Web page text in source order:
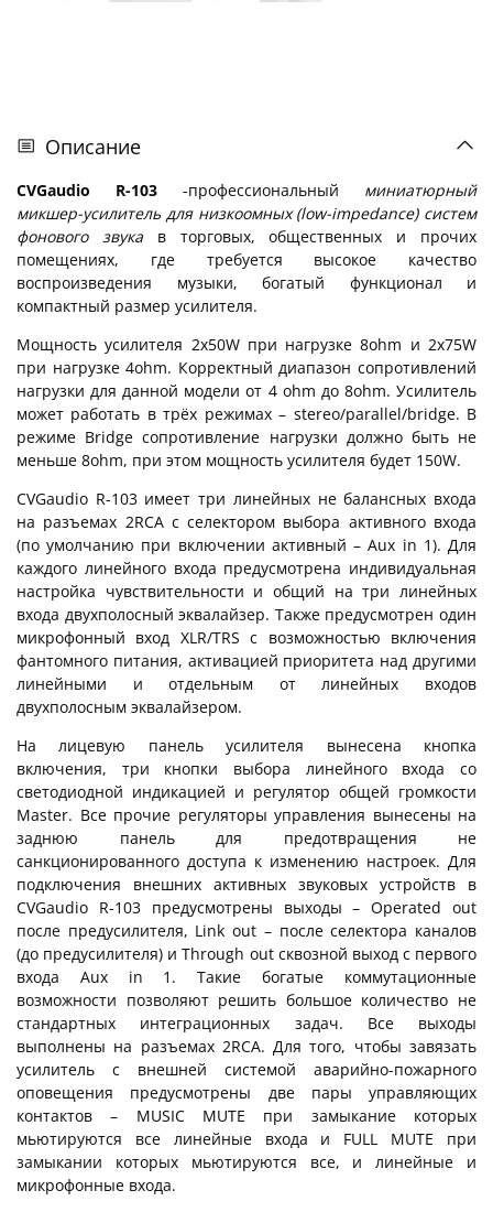
Описание
CVGaudio R-103 -профессиональный миниатюрный
микшер-усилитель для низкоомных (low-impedance) систем
фонового звукав торговых, общественных и прочих
помещениях, где требуется высокое качество
воспроизведения музыки, богатый функционал и
компактный размер усилителя.
Мощность усилителя 2х50W при нагрузке 8ohm и 2х75W
при нагрузке 4ohm. Корректный диапазон сопротивлений
нагрузки для данной модели от 4 ohm до 8ohm. Усилитель
может работать в трёх режимах – stereo/parallel/bridge. В
режиме Bridge сопротивление нагрузки должно быть не
меньше 8ohm, при этом мощность усилителя будет 150W.
CVGaudio R-103 имеет три линейных не балансных входа
на разъемах 2RCA с селектором выбора активного входа
(по умолчанию при включении активный – Aux in 1). Для
каждого линейного входа предусмотрена индивидуальная
настройка чувствительности и общий на три линейных
входа двухполосный эквалайзер. Также предусмотрен один
микрофонный вход XLR/TRS с возможностью включения
фантомного питания, активацией приоритета над другими
линейными и отдельным от линейных входов
двухполосным эквалайзером.
На лицевую панель усилителя вынесена кнопка
включения, три кнопки выбора линейного входа со
светодиодной индикацией и регулятор общей громкости
Master. Все прочие регуляторы управления вынесены на
заднюю панель для предотвращения не
санкционированного доступа к изменению настроек. Для
подключения внешних активных звуковых устройств в
CVGaudio R-103 предусмотрены выходы – Operated out
после предусилителя, Link out – после селектора каналов
(до предусилителя) и Through out сквозной выход с первого
входа Aux in 1. Такие богатые коммутационные
возможности позволяют решить большое количество не
стандартных интеграционных задач. Все выходы
выполнены на разъемах 2RCA. Для того, чтобы завязать
усилитель с внешней системой аварийно-пожарного
оповещения предусмотрены две пары управляющих
контактов – MUSIC MUTE при замыкание которых
мьютируются все линейные входа и FULL MUTE при
замыкании которых мьютируются все, и линейные и
микрофонные входа.